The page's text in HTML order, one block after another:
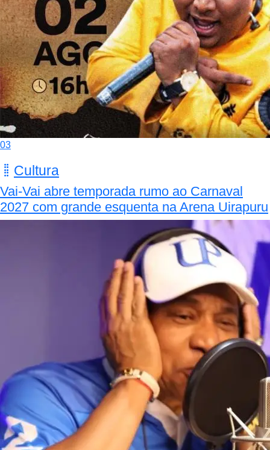
03
Cultura
Vai-Vai abre temporada rumo ao Carnaval
2027 com grande esquenta na Arena Uirapuru